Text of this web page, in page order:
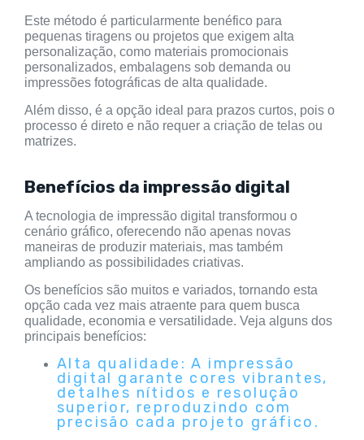
Este método é particularmente benéfico para
pequenas tiragens ou projetos que exigem alta
personalização, como materiais promocionais
personalizados, embalagens sob demanda ou
impressões fotográficas de alta qualidade.
Além disso, é a opção ideal para prazos curtos, pois o
processo é direto e não requer a criação de telas ou
matrizes.
Benefícios da impressão digital
A tecnologia de impressão digital transformou o
cenário gráfico, oferecendo não apenas novas
maneiras de produzir materiais, mas também
ampliando as possibilidades criativas.
Os benefícios são muitos e variados, tornando esta
opção cada vez mais atraente para quem busca
qualidade, economia e versatilidade. Veja alguns dos
principais benefícios:
Alta qualidade: A impressão
digital garante cores vibrantes,
detalhes nítidos e resolução
superior, reproduzindo com
precisão cada projeto gráfico.